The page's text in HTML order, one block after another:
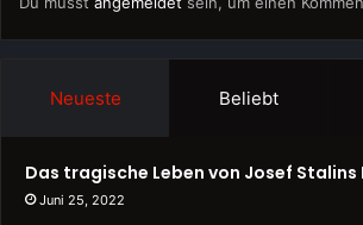
Neueste Beliebt
Das tragische Leben von Josef Stalins
Juni 25, 2022